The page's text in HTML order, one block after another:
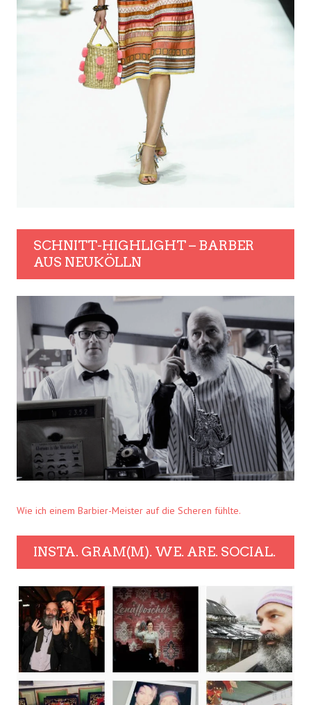
SCHNITT-HIGHLIGHT – BARBER
AUS NEUKÖLLN
Wie ich einem Barbier-Meister auf die Scheren fühlte.
INSTA. GRAM(M). WE. ARE. SOCIAL.